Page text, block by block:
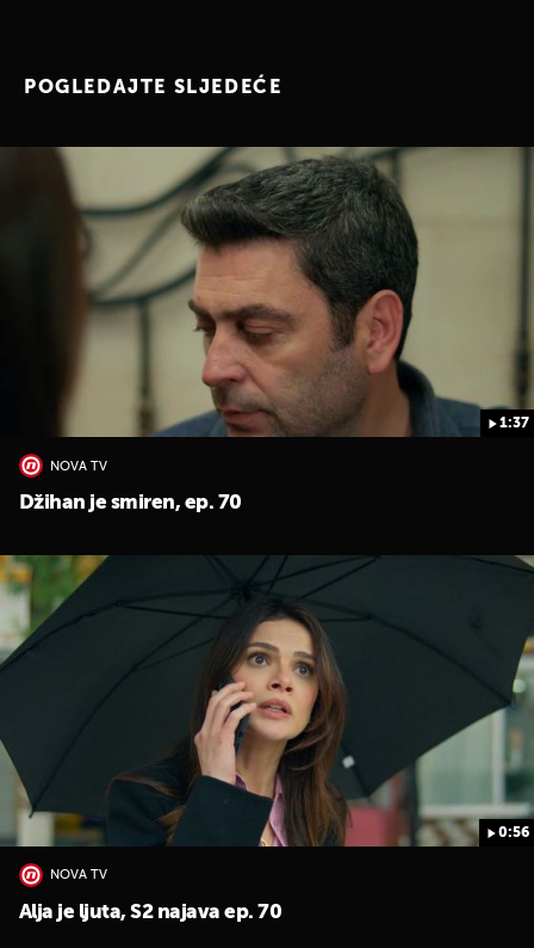
POGLEDAJTE SLJEDEĆE
1:37
NOVA TV
Džihan je smiren, ep. 70
0:56
NOVA TV
Alja je ljuta, S2 najava ep. 70